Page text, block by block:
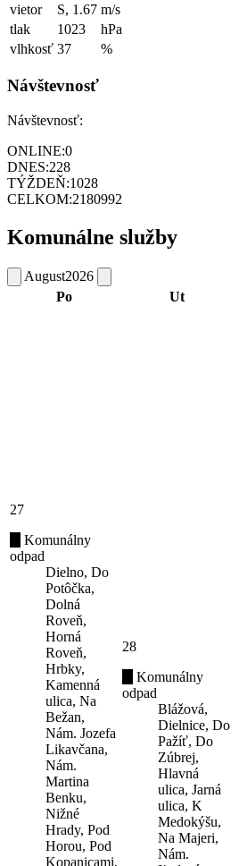
vietor
S, 1.67 m/s
tlak
1023
hPa
vlhkosť 37 %
Návštevnosť
Návštevnosť:
ONLINE:0
DNES:228
TÝŽDEŇ:1028
CELKOM:2180992
Komunálne služby
August2026
Po
Ut
27
Komunálny
odpad
Dielno, Do
Potôčka,
Dolná
Roveň,
Horná
Roveň,
Hrbky,
Kamenná
ulica, Na
Bežan,
Nám. Jozefa
Likavčana,
Nám.
Martina
Benku,
Nižné
Hrady, Pod
Horou, Pod
Kopanicami,
28
Komunálny
odpad
Blážová,
Dielnice, Do
Pažíť, Do
Zúbrej,
Hlavná
ulica, Jarná
ulica, K
Medokýšu,
Na Majeri,
Nám.